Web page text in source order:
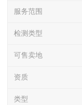
服务范围
检测类型
可售卖地
资质
类型